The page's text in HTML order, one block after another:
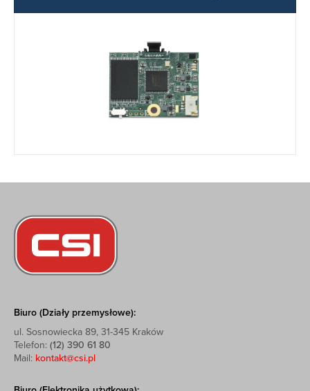
Biuro (Działy przemysłowe):
ul. Sosnowiecka 89, 31-345 Kraków
Telefon: (12) 390 61 80
Mail: kontakt@csi.pl